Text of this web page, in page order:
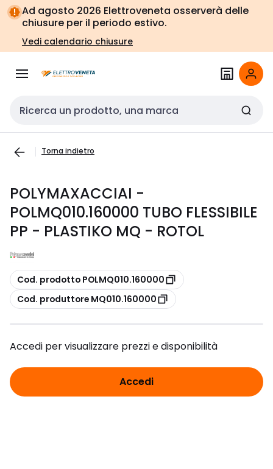
Vai alla
navigazione
Vai
alla
pagina
Ad agosto 2026 Elettroveneta osserverà delle
chiusure per il periodo estivo.
Vedi calendario chiusure
Cerca input
Torna indietro
POLYMAXACCIAI -
POLMQ010.160000 TUBO FLESSIBILE
PP - PLASTIKO MQ - ROTOL
copia
Cod. prodotto POLMQ010.160000
copia
Cod. produttore MQ010.160000
Accedi per visualizzare prezzi e disponibilità
Accedi